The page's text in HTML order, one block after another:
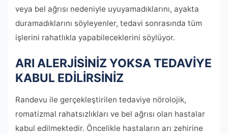
veya bel ağrısı nedeniyle uyuyamadıklarını, ayakta
duramadıklarını söyleyenler, tedavi sonrasında tüm
işlerini rahatlıkla yapabileceklerini söylüyor.
ARI ALERJİSİNİZ YOKSA TEDAVİYE
KABUL EDİLİRSİNİZ
Randevu ile gerçekleştirilen tedaviye nörolojik,
romatizmal rahatsızlıkları ve bel ağrısı olan hastalar
kabul edilmektedir. Öncelikle hastaların arı zehirine